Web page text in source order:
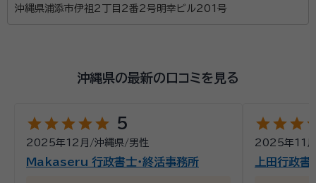
沖縄県浦添市伊祖2丁目2番2号明幸ビル201号
沖縄県の最新の口コミを見る
starstarstarstarstar 5
2025年12月 /沖縄県/男性
Makaseru 行政書士・終活事務所
starstarstar
2025年11月
上田行政